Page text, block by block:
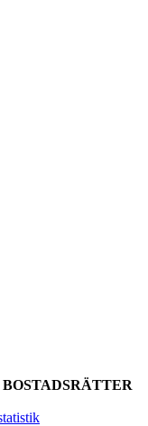
BOSTADSRÄTTER